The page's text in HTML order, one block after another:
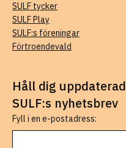
SULF tycker
SULF Play
SULF:s föreningar
Förtroendevald
Håll dig
SULF:s nyhetsbrev
Fyll i en e-postadress: